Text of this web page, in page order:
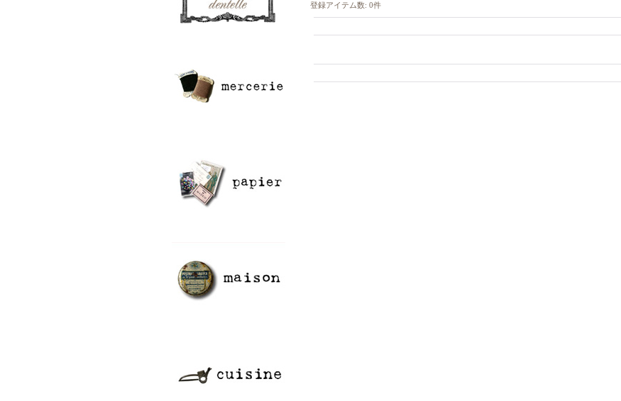
登録アイテム数: 0件